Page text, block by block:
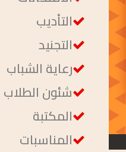
التأديب
التجنيد
رعاية الشباب
شئون الطلاب
المكتبة
المناسبات